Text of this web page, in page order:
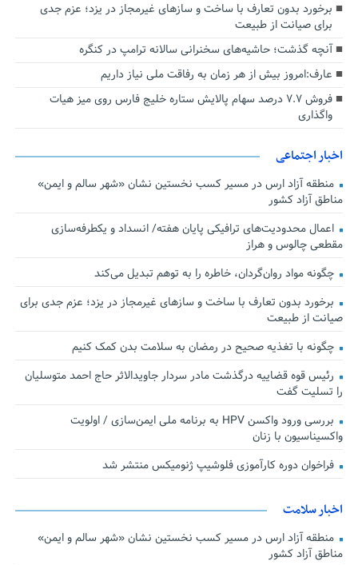
برخورد بدون تعارف با ساخت‌ و سازهای غیرمجاز در یزد؛ عزم جدی
برای صیانت از طبیعت
آنچه گذشت؛ حاشیه‌های سخنرانی سالانه ترامپ در کنگره
عارف:امروز بیش از هر زمان به رفاقت ملی نیاز داریم
فروش ۷.۷ درصد سهام پالایش ستاره خلیج فارس روی میز هیات
واگذاری
اخبار اجتماعی
منطقه آزاد ارس در مسیر کسب نخستین نشان «شهر سالم و ایمن»
مناطق آزاد کشور
اعمال محدودیت‌های ترافیکی پایان هفته/ انسداد و یکطرفه‌سازی
مقطعی چالوس و هراز
چگونه مواد روان‌گردان، خاطره را به توهم تبدیل می‌کند
برخورد بدون تعارف با ساخت‌ و سازهای غیرمجاز در یزد؛ عزم جدی برای
صیانت از طبیعت
چگونه با تغذیه صحیح در رمضان به سلامت بدن کمک کنیم
رئیس قوه قضاییه درگذشت مادر سردار جاویدالاثر حاج احمد متوسلیان
را تسلیت گفت
بررسی ورود واکسن HPV به برنامه ملی ایمن‌سازی / اولویت
واکسیناسیون با زنان
فراخوان دوره کارآموزی فلوشیپ ژنومیکس منتشر شد
اخبار سلامت
منطقه آزاد ارس در مسیر کسب نخستین نشان «شهر سالم و ایمن»
مناطق آزاد کشور